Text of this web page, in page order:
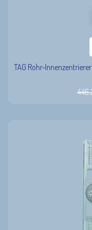
TAG Rohr-